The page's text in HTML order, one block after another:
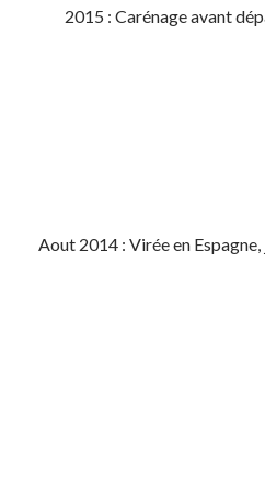
2015 : Carénage avant
Aout 2014 : Virée en Espagne,